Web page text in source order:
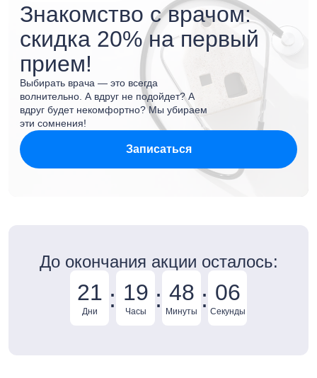
Знакомство с врачом:
скидка 20% на первый
прием!
Выбирать врача — это всегда
волнительно. А вдруг не подойдет? А
вдруг будет некомфортно? Мы убираем
эти сомнения!
Записаться
До окончания акции осталось:
21
Дни : 19
Часы : 48
Минуты : 06
Секунды